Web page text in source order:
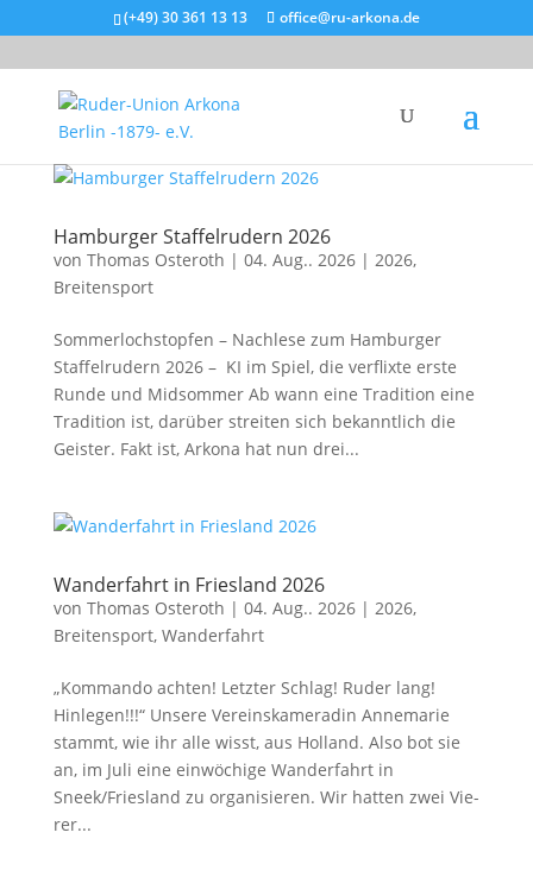
(+49) 30 361 13 13 office@ru-arkona.de
Hamburger Staffelrudern 2026
von Thomas Osteroth | 04. Aug.. 2026| 2026,
Breitensport
Som­mer­loch­stop­fen – Nach­le­se zum Ham­bur­ger
Staf­fel­ru­dern 2026 – KI im Spiel, die ver­flix­te ers­te
Run­de und Midsommer Ab wann eine Tra­di­ti­on eine
Tra­di­ti­on ist, dar­über strei­ten sich bekannt­lich die
Geis­ter. Fakt ist, Arko­na hat nun drei...
Wanderfahrt in Friesland 2026
von Thomas Osteroth | 04. Aug.. 2026| 2026,
Breitensport, Wanderfahrt
„Kom­man­do ach­ten! Letz­ter Schlag! Ruder lang!
Hinlegen!!!“ Unse­re Ver­eins­ka­me­ra­din Anne­ma­rie
stammt, wie ihr alle wisst, aus Hol­land. Also bot sie
an, im Juli eine ein­wö­chi­ge Wan­der­fahrt in
Sneek/Friesland zu orga­ni­sie­ren. Wir hat­ten zwei Vie­
rer...